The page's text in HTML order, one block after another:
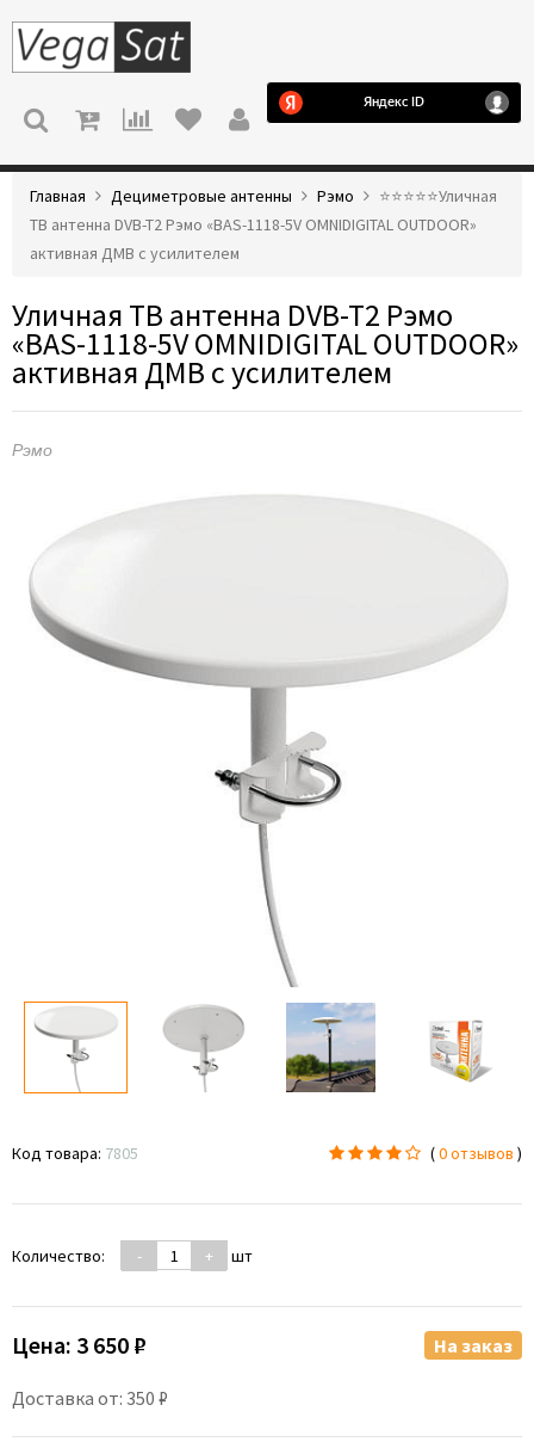
МЕНЮ
Главная Дециметровые антенны Рэмо
⭐️⭐️⭐️⭐️⭐️Уличная
ТВ антенна DVB-T2 Рэмо «BAS-1118-5V OMNIDIGITAL OUTDOOR»
активная ДМВ с усилителем
Уличная ТВ антенна DVB-T2 Рэмо
«BAS-1118-5V OMNIDIGITAL OUTDOOR»
активная ДМВ с усилителем
Рэмо
Код товара: 7805 (0 отзывов )
Количество: - + шт
Цена: 3 650 ₽
Доставка от: 350 ₽
На заказ